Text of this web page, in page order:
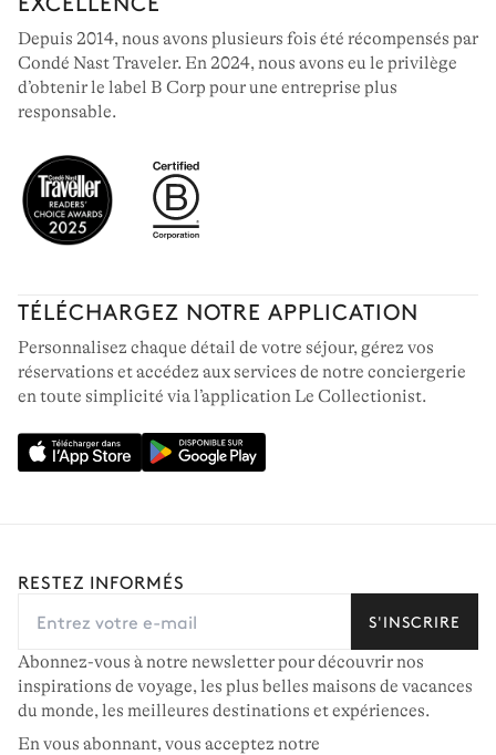
Depuis 2014, nous avons plusieurs fois été récompensés par
Condé Nast Traveler. En 2024, nous avons eu le privilège
d’obtenir le label B Corp pour une entreprise plus
responsable.
TÉLÉCHARGEZ NOTRE APPLICATION
Personnalisez chaque détail de votre séjour, gérez vos
réservations et accédez aux services de notre conciergerie
en toute simplicité via l’application Le Collectionist.
RESTEZ INFORMÉS
S'INSCRIRE
Abonnez-vous à notre newsletter pour découvrir nos
inspirations de voyage, les plus belles maisons de vacances
du monde, les meilleures destinations et expériences.
En vous abonnant, vous acceptez notre